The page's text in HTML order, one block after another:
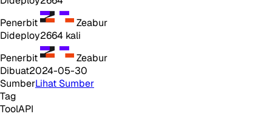
Penerbit
Zeabur
Dideploy2664 kali
Penerbit
Zeabur
Dibuat2024-05-30
SumberLihat Sumber
Tag
ToolAPI